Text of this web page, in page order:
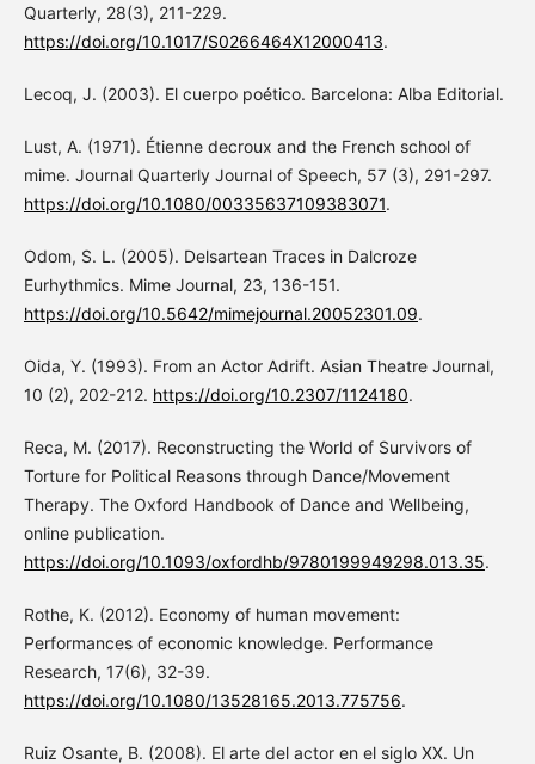
Quarterly, 28(3), 211-229.
https://doi.org/10.1017/S0266464X12000413.
Lecoq, J. (2003). El cuerpo poético. Barcelona: Alba Editorial.
Lust, A. (1971). Étienne decroux and the French school of
mime. Journal Quarterly Journal of Speech, 57 (3), 291-297.
https://doi.org/10.1080/00335637109383071.
Odom, S. L. (2005). Delsartean Traces in Dalcroze
Eurhythmics. Mime Journal, 23, 136-151.
https://doi.org/10.5642/mimejournal.20052301.09.
Oida, Y. (1993). From an Actor Adrift. Asian Theatre Journal,
10 (2), 202-212. https://doi.org/10.2307/1124180.
Reca, M. (2017). Reconstructing the World of Survivors of
Torture for Political Reasons through Dance/Movement
Therapy. The Oxford Handbook of Dance and Wellbeing,
online publication.
https://doi.org/10.1093/oxfordhb/9780199949298.013.35.
Rothe, K. (2012). Economy of human movement:
Performances of economic knowledge. Performance
Research, 17(6), 32-39.
https://doi.org/10.1080/13528165.2013.775756.
Ruiz Osante, B. (2008). El arte del actor en el siglo XX. Un